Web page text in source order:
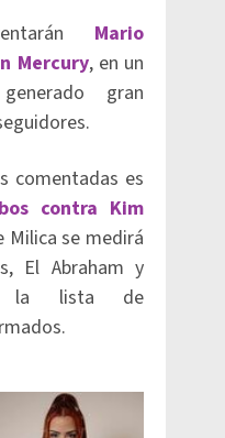
Mario
Mercury, en un
gran
comentadas es
contra Kim
Milica se medirá
El Abraham y
la lista de